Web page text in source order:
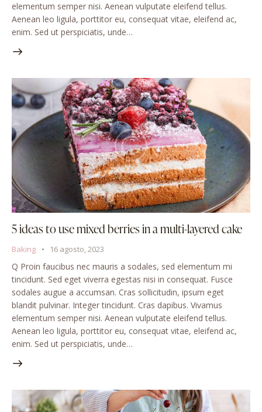
elementum semper nisi. Aenean vulputate eleifend tellus.
Aenean leo ligula, porttitor eu, consequat vitae, eleifend ac,
enim. Sed ut perspiciatis, unde…
5 ideas to use mixed berries in a multi-layered cake
Baking 16 agosto, 2023
Q Proin faucibus nec mauris a sodales, sed elementum mi
tincidunt. Sed eget viverra egestas nisi in consequat. Fusce
sodales augue a accumsan. Cras sollicitudin, ipsum eget
blandit pulvinar. Integer tincidunt. Cras dapibus. Vivamus
elementum semper nisi. Aenean vulputate eleifend tellus.
Aenean leo ligula, porttitor eu, consequat vitae, eleifend ac,
enim. Sed ut perspiciatis, unde…